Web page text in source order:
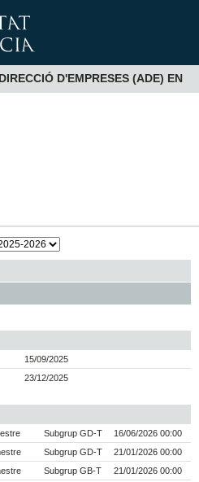
D'EMPRESES (ADE) EN
15/09/2025
23/12/2025
Subgrup GD-T
16/06/2026 00:00
Subgrup GD-T
21/01/2026 00:00
Subgrup GB-T
21/01/2026 00:00